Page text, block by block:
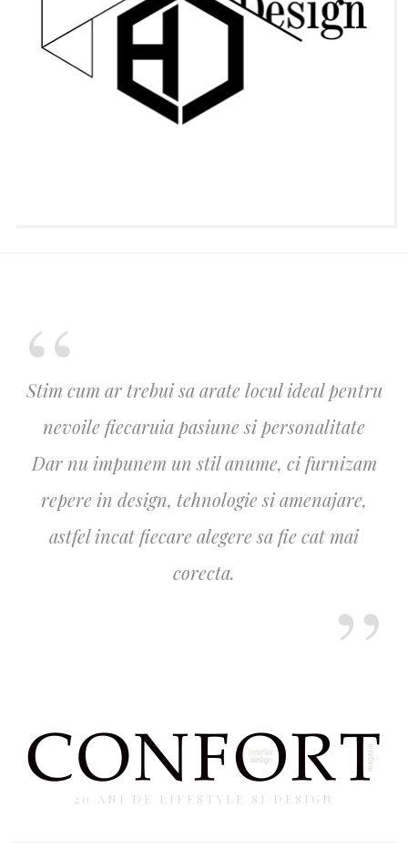
Stim cum ar trebui sa arate locul ideal pentru
nevoile fiecaruia pasiune si personalitate
Dar nu impunem un stil anume, ci furnizam
repere in design, tehnologie si amenajare,
astfel incat fiecare alegere sa fie cat mai
corecta.
20 ANI DE LIFESTYLE SI DESIGN